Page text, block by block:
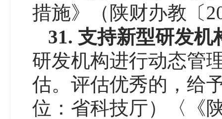
措施》（陕财办教〔
31. 支持新型研发机
研发机构进行动态管
估。评估优秀的，给
位：省科技厅）〈《